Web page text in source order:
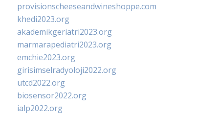
provisionscheeseandwineshoppe.com
khedi2023.org
akademikgeriatri2023.org
marmarapediatri2023.org
emchie2023.org
girisimselradyoloji2022.org
utcd2022.org
biosensor2022.org
ialp2022.org